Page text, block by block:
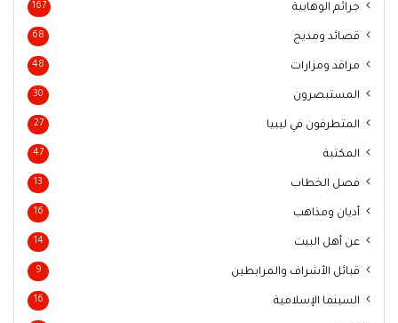
جرائم الوهابية 167
قصائد ومديح 68
مراقد ومزارات 48
المستبصرون 30
المتطرفون في ليبيا 27
المكتبة 47
فصل الخطاب 13
أديان ومذاهب 16
عن أهل البيت 14
قبائل الأشراف والمرابطين 9
السينما الإسلامية 16